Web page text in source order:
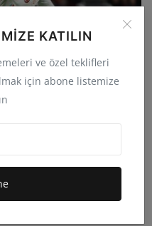
KATILIN
ve özel teklifleri
için abone listemize
Manchester